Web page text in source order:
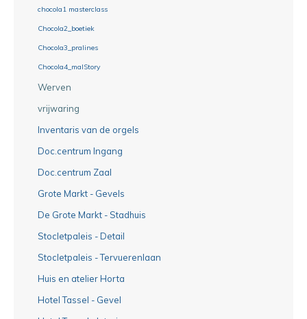
chocola1 masterclass
Chocola2_boetiek
Chocola3_pralines
Chocola4_malStory
Werven
vrijwaring
Inventaris van de orgels
Doc.centrum Ingang
Doc.centrum Zaal
Grote Markt - Gevels
De Grote Markt - Stadhuis
Stocletpaleis - Detail
Stocletpaleis - Tervuerenlaan
Huis en atelier Horta
Hotel Tassel - Gevel